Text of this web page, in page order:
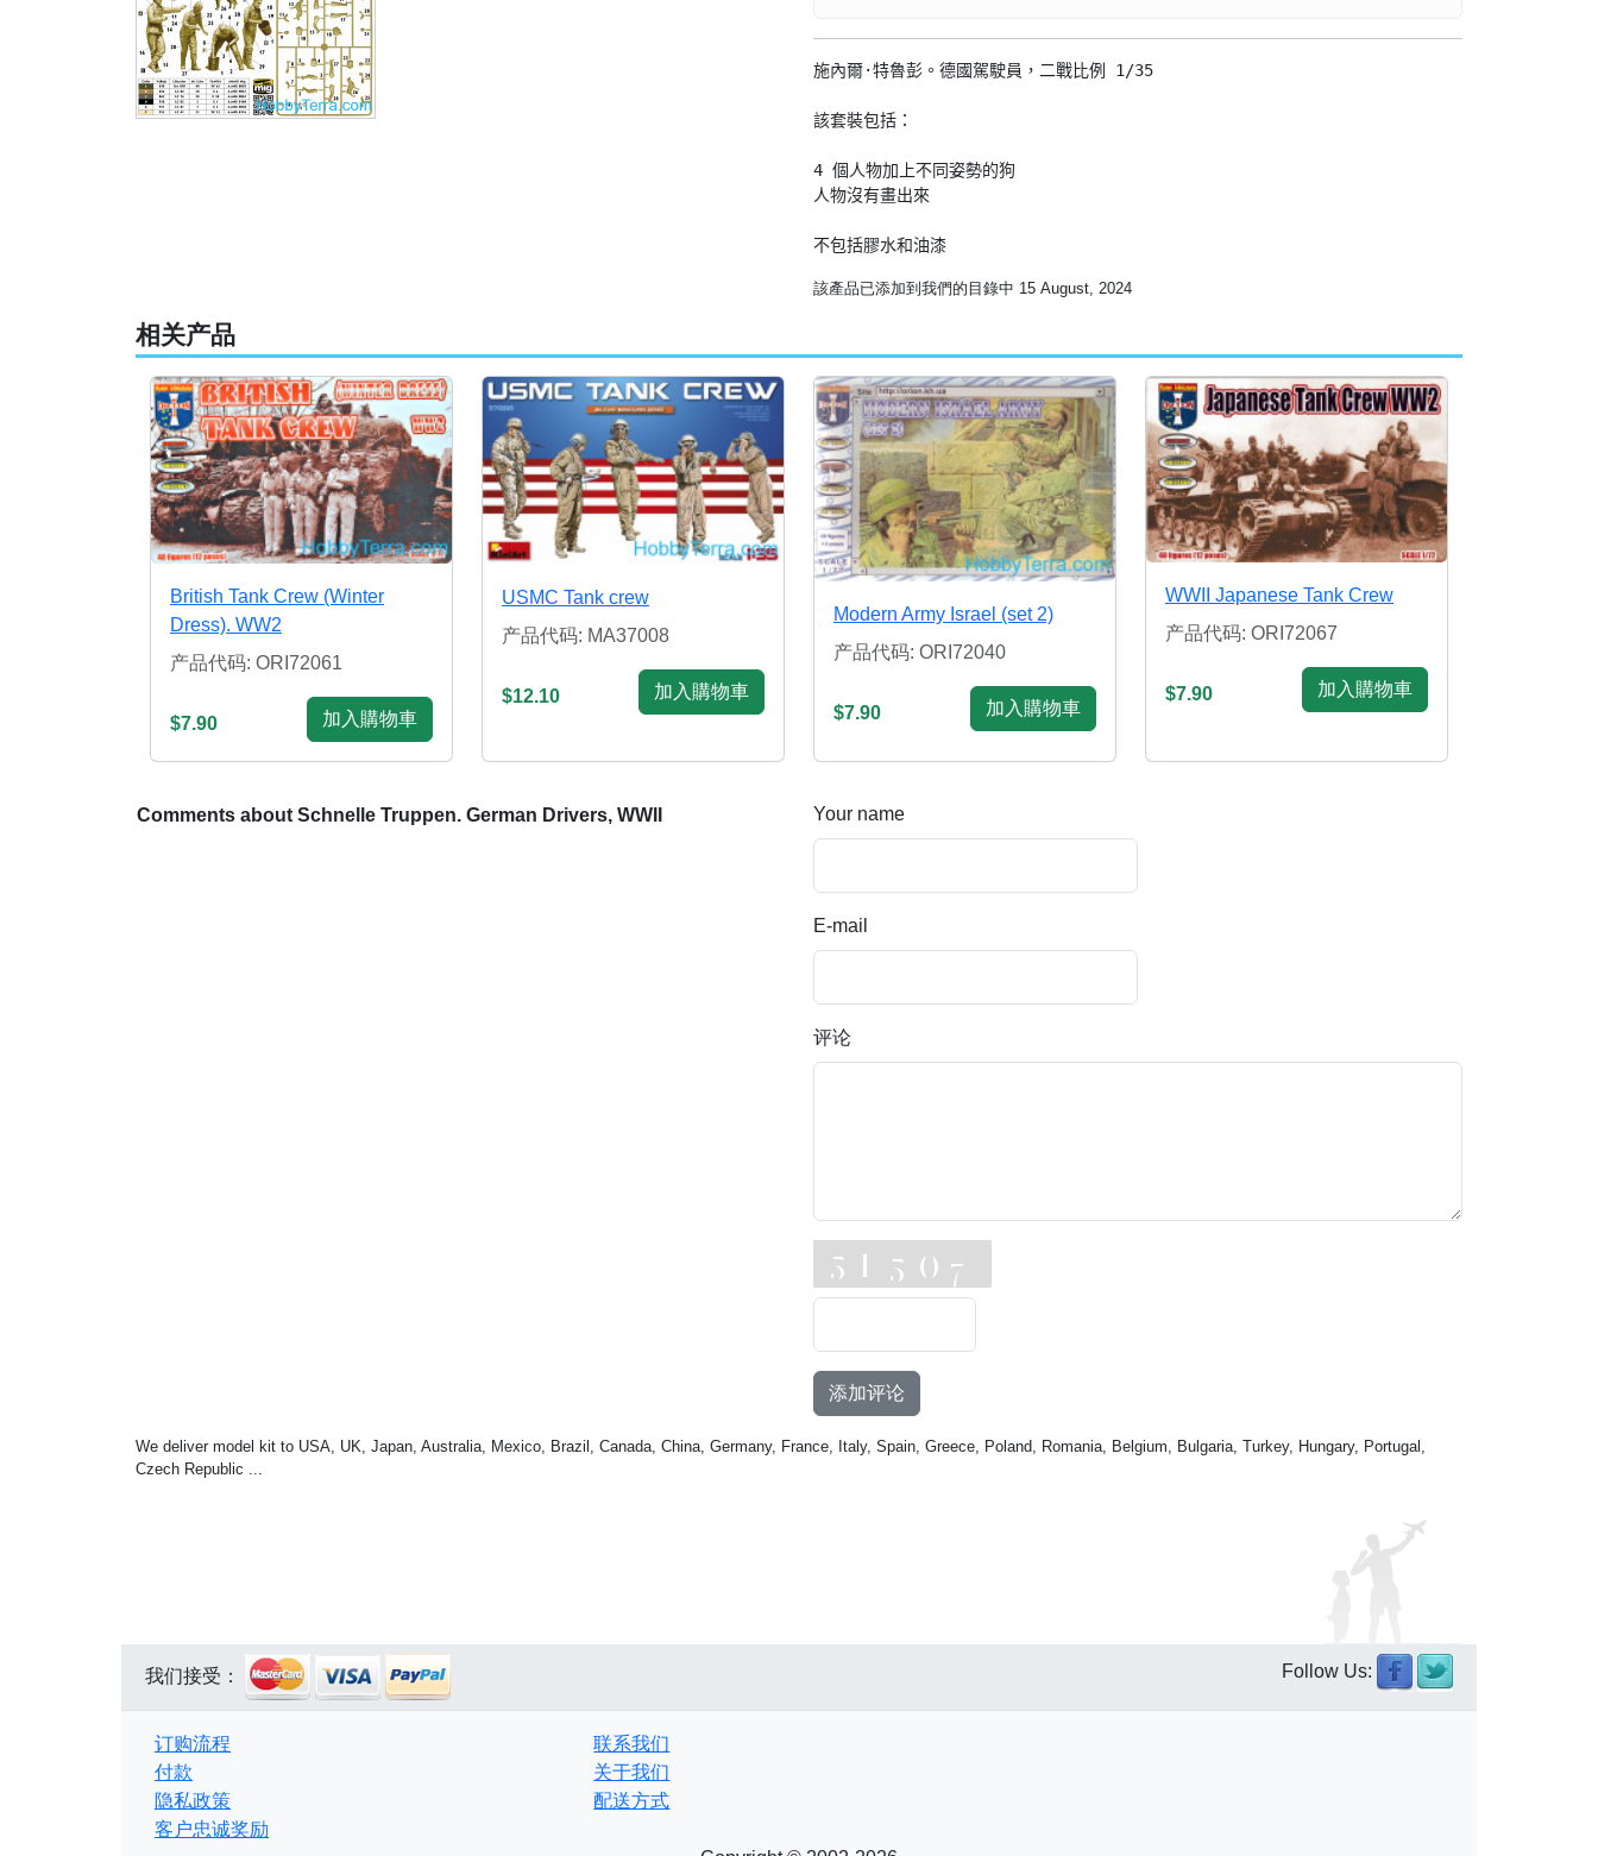
施內爾·特魯彭。德國駕駛員，二戰比例 1/35
該套裝包括：
4 個人物加上不同姿勢的狗
人物沒有畫出來
不包括膠水和油漆
該產品已添加到我們的目錄中 15 August, 2024
相关产品
British Tank Crew (Winter
Dress). WW2
产品代码: ORI72061
$7.90 加入購物車
USMC Tank crew
产品代码: MA37008
$12.10 加入購物車
Modern Army Israel (set 2)
产品代码: ORI72040
$7.90 加入購物車
WWII Japanese Tank Crew
产品代码: ORI72067
$7.90 加入購物車
Comments about Schnelle Truppen. German Drivers, WWII Your name
E-mail
评论
添加评论
We deliver model kit to USA, UK, Japan, Australia, Mexico, Brazil, Canada, China, Germany, France, Italy, Spain, Greece, Poland, Romania, Belgium, Bulgaria, Turkey, Hungary, Portugal,
Czech Republic ...
我们接受： Follow Us:
订购流程
付款
隐私政策
客户忠诚奖励
联系我们
关于我们
配送方式